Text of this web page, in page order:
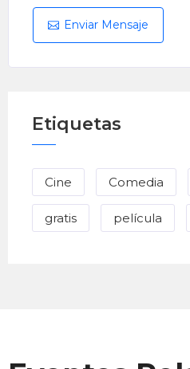
Enviar Mensaje
Etiquetas
Cine Comedia
gratis película